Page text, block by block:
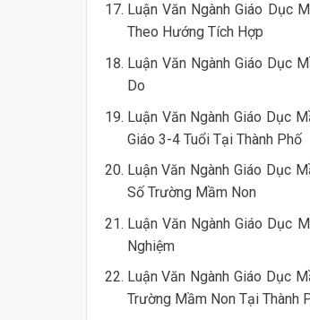
Luận Văn Ngành Giáo Dục
Theo Hướng Tích Hợp
Luận Văn Ngành Giáo Dục
Do
Luận Văn Ngành Giáo Dục
Giáo 3-4 Tuổi Tại Thành Phố
Luận Văn Ngành Giáo Dục
Số Trường Mầm Non
Luận Văn Ngành Giáo Dục
Nghiệm
Luận Văn Ngành Giáo Dục
Trường Mầm Non Tại Thành